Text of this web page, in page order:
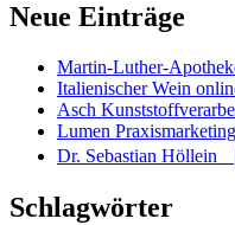
Neue Einträge
Martin-Luther-
Italienischer Wein
Asch
Lumen Praxismarketing
Dr. Sebastian Höllein
Schlagwörter